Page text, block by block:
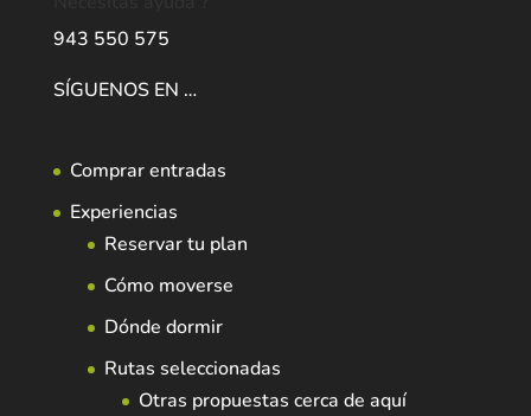
943 550 575
SÍGUENOS EN …
Comprar entradas
Experiencias
Reservar tu plan
Cómo moverse
Dónde dormir
Rutas seleccionadas
Otras propuestas cerca de aquí